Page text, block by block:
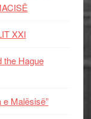
XXI
the Hague
e Malësisë”